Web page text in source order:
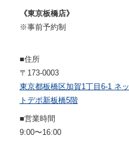
《東京板橋店》
※事前予約制
■住所
〒173-0003
東京都板橋区加賀1丁目6-1 ネッ
トデポ新板橋5階
■営業時間
9:00〜16:00